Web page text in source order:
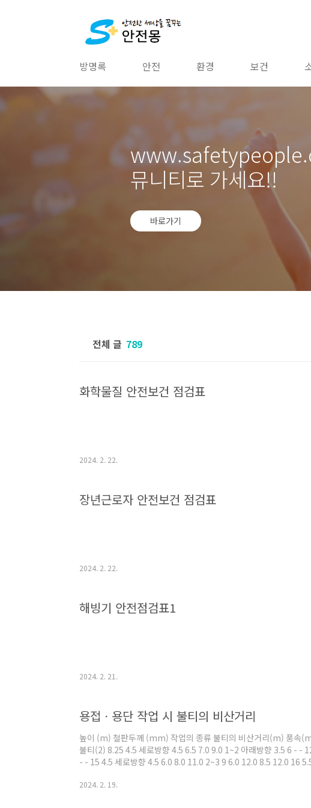
방명록 안전 환경 보건
뮤니티로 가세요!!
바로가기
전체 글 789
화학물질 안전보건 점검표
2024. 2. 22.
장년근로자 안전보건 점검표
2024. 2. 22.
해빙기 안전점검표1
2024. 2. 21.
용접ㆍ용단 작업 시 불티의 비산거리
높이 (m) 철판두께 (mm) 작업의 종류 불티의 비산거리(m) 풍속
불티(2) 8.25 4.5 세로방향 4.5 6.5 7.0 9.0 1~2 아래방향 3.5 6 - -
- - 15 4.5 세로방향 4.5 6.0 8.0 11.0 2~3 9 6.0 12.0 8.5 12.0 16
2024. 2. 19.